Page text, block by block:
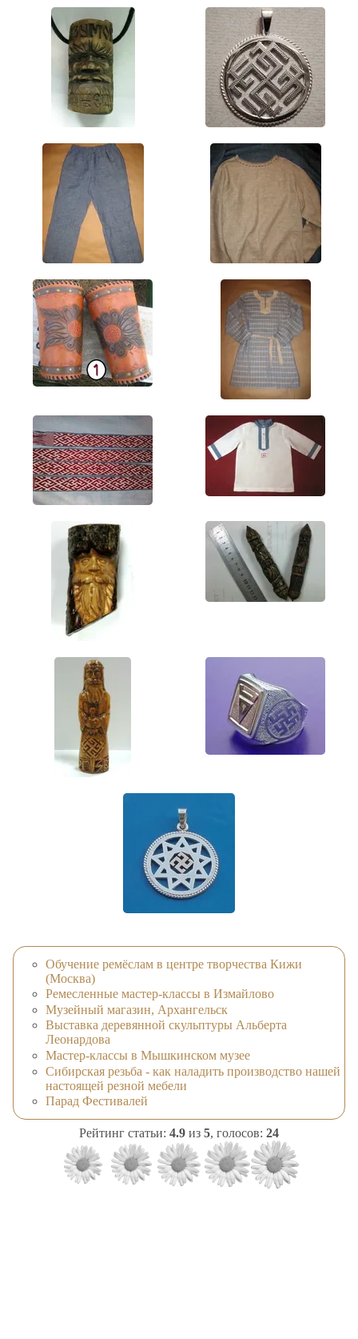
Обучение ремёслам в центре творчества Кижи
(Москва)
Ремесленные мастер-классы в Измайлово
Музейный магазин, Архангельск
Выставка деревянной скульптуры Альберта
Леонардова
Мастер-классы в Мышкинском музее
Сибирская резьба - как наладить производство нашей
настоящей резной мебели
Парад Фестивалей
Рейтинг статьи: 4.9 из 5, голосов: 24